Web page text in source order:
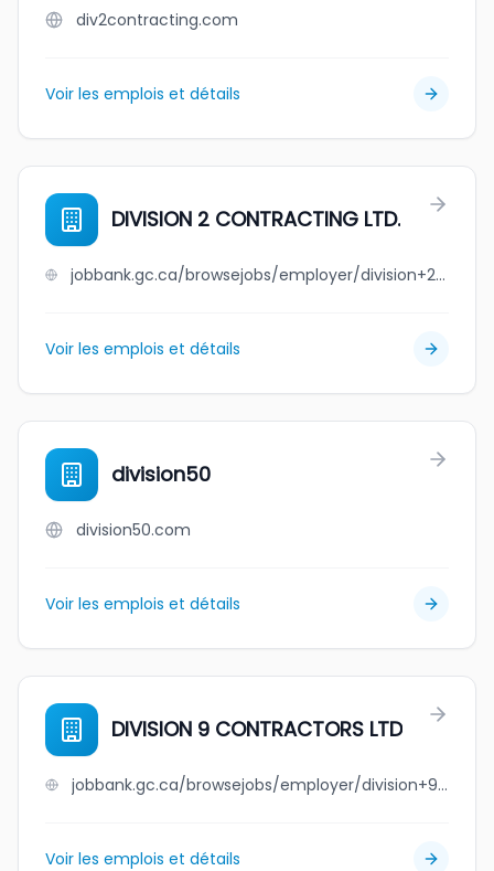
div2contracting.com
Voir les emplois et détails
DIVISION 2 CONTRACTING LTD.
jobbank.gc.ca/browsejobs/employer/division+2+contracting+ltd./ca
Voir les emplois et détails
division50
division50.com
Voir les emplois et détails
DIVISION 9 CONTRACTORS LTD
jobbank.gc.ca/browsejobs/employer/division+9+contractors+ltd/ca
Voir les emplois et détails